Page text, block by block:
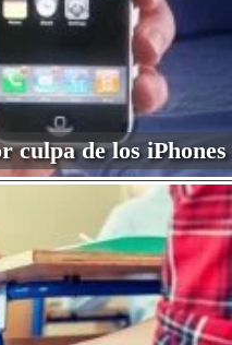
culpa de los iPhones